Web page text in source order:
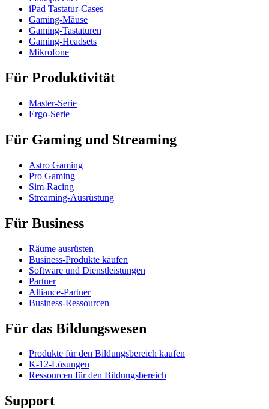
iPad Tastatur-Cases
Gaming-Mäuse
Gaming-Tastaturen
Gaming-Headsets
Mikrofone
Für Produktivität
Master-Serie
Ergo-Serie
Für Gaming und Streaming
Astro Gaming
Pro Gaming
Sim-Racing
Streaming-Ausrüstung
Für Business
Räume ausrüsten
Business-Produkte kaufen
Software und Dienstleistungen
Partner
Alliance-Partner
Business-Ressourcen
Für das Bildungswesen
Produkte für den Bildungsbereich kaufen
K-12-Lösungen
Ressourcen für den Bildungsbereich
Support